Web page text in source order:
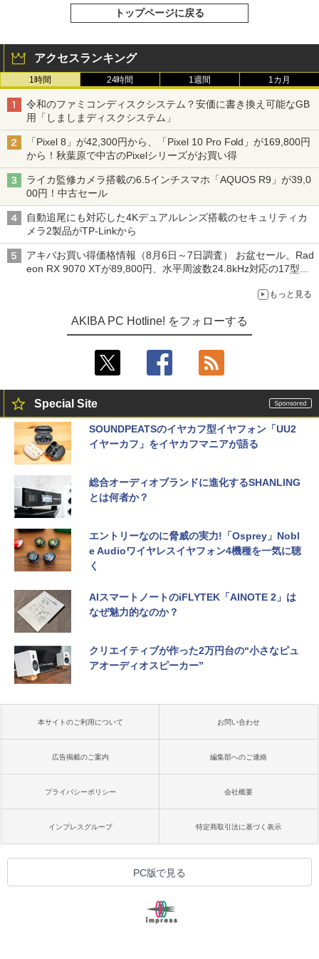
トップページに戻る
アクセスランキング
1時間 24時間 1週間 1カ月
令和のファミコンディスクシステム？安価に書き換え可能なGB
用「しましまディスクシステム」
「Pixel 8」が42,300円から、「Pixel 10 Pro Fold」が169,800円
から！秋葉原で中古のPixelシリーズがお買い得
ライカ監修カメラ搭載の6.5インチスマホ「AQUOS R9」が39,0
00円！中古セール
自動追尾にも対応した4Kデュアルレンズ搭載のセキュリティカ
メラ2製品がTP-Linkから
アキバお買い得価格情報（8月6日～7日調査） お盆セール、Rad
eon RX 9070 XTが89,800円、水平周波数24.8kHz対応の17型モ
もっと見る
AKIBA PC Hotline! をフォローする
Special Site
SOUNDPEATSのイヤカフ型イヤフォン「UU2
イヤーカフ」をイヤカフマニアが語る
総合オーディオブランドに進化するSHANLING
とは何者か？
エントリーなのに脅威の実力!「Osprey」Nobl
e Audioワイヤレスイヤフォン4機種を一気に聴
く
AIスマートノートのiFLYTEK「AINOTE 2」は
なぜ魅力的なのか？
クリエイティブが作った2万円台の“小さなピュ
アオーディオスピーカー”
本サイトのご利用について お問い合わせ
広告掲載のご案内 編集部へのご連絡
プライバシーポリシー 会社概要
インプレスグループ 特定商取引法に基づく表示
PC版で見る